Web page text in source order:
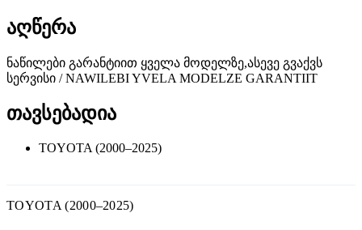
აღწერა
ნაწილები გარანტიით ყველა მოდელზე,ასევე გვაქვს
სერვისი / NAWILEBI YVELA MODELZE GARANTIIT
თავსებადია
TOYOTA (2000–2025)
TOYOTA (2000–2025)